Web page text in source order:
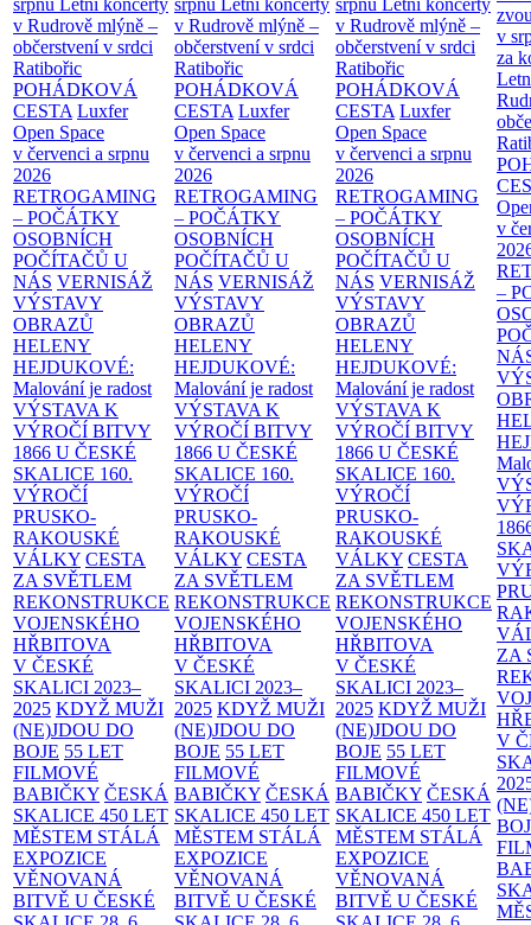
srpnu Letní koncerty
v Rudrově mlýně –
občerstvení v srdci
Ratibořic
POHÁDKOVÁ
CESTA Luxfer
Open Space
v červenci a srpnu
2026
RETROGAMING
– POČÁTKY
OSOBNÍCH
POČÍTAČŮ U
NÁS VERNISÁŽ
VÝSTAVY
OBRAZŮ
HELENY
HEJDUKOVÉ:
Malování je radost
VÝSTAVA K
VÝROČÍ BITVY
1866 U ČESKÉ
SKALICE 160.
VÝROČÍ
PRUSKO-
RAKOUSKÉ
VÁLKY CESTA
ZA SVĚTLEM
REKONSTRUKCE
VOJENSKÉHO
HŘBITOVA
V ČESKÉ
SKALICI 2023–
2025 KDYŽ MUŽI
(NE)JDOU DO
BOJE 55 LET
FILMOVÉ
BABIČKY ČESKÁ
SKALICE 450 LET
MĚSTEM STÁLÁ
EXPOZICE
VĚNOVANÁ
BITVĚ U ČESKÉ
srpnu Letní koncerty
v Rudrově mlýně –
občerstvení v srdci
Ratibořic
POHÁDKOVÁ
CESTA Luxfer
Open Space
v červenci a srpnu
2026
RETROGAMING
– POČÁTKY
OSOBNÍCH
POČÍTAČŮ U
NÁS VERNISÁŽ
VÝSTAVY
OBRAZŮ
HELENY
HEJDUKOVÉ:
Malování je radost
VÝSTAVA K
VÝROČÍ BITVY
1866 U ČESKÉ
SKALICE 160.
VÝROČÍ
PRUSKO-
RAKOUSKÉ
VÁLKY CESTA
ZA SVĚTLEM
REKONSTRUKCE
VOJENSKÉHO
HŘBITOVA
V ČESKÉ
SKALICI 2023–
2025 KDYŽ MUŽI
(NE)JDOU DO
BOJE 55 LET
FILMOVÉ
BABIČKY ČESKÁ
SKALICE 450 LET
MĚSTEM STÁLÁ
EXPOZICE
VĚNOVANÁ
BITVĚ U ČESKÉ
srpnu Letní koncerty
v Rudrově mlýně –
občerstvení v srdci
Ratibořic
POHÁDKOVÁ
CESTA Luxfer
Open Space
v červenci a srpnu
2026
RETROGAMING
– POČÁTKY
OSOBNÍCH
POČÍTAČŮ U
NÁS VERNISÁŽ
VÝSTAVY
OBRAZŮ
HELENY
HEJDUKOVÉ:
Malování je radost
VÝSTAVA K
VÝROČÍ BITVY
1866 U ČESKÉ
SKALICE 160.
VÝROČÍ
PRUSKO-
RAKOUSKÉ
VÁLKY CESTA
ZA SVĚTLEM
REKONSTRUKCE
VOJENSKÉHO
HŘBITOVA
V ČESKÉ
SKALICI 2023–
2025 KDYŽ MUŽI
(NE)JDOU DO
BOJE 55 LET
FILMOVÉ
BABIČKY ČESKÁ
SKALICE 450 LET
MĚSTEM STÁLÁ
EXPOZICE
VĚNOVANÁ
BITVĚ U ČESKÉ
v
za
v
–
ZA
V